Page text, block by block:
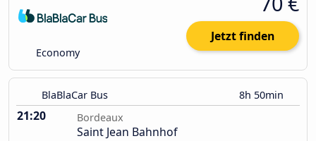
Economy
Jetzt finden
BlaBlaCar Bus 8h 50min
21:20 Bordeaux
Saint Jean Bahnhof